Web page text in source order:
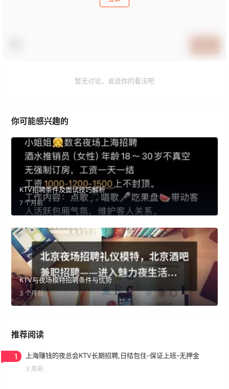
暂无讨论，说说你的看法吧
你可能感兴趣的
KTV招聘条件及面试技巧解析
7 个月前
KTV与夜场模特招聘条件与优势
3 个月前
推荐阅读
1 上海赚钱的夜总会KTV长期招聘,日结包住-保证上班-无押金
3 周前